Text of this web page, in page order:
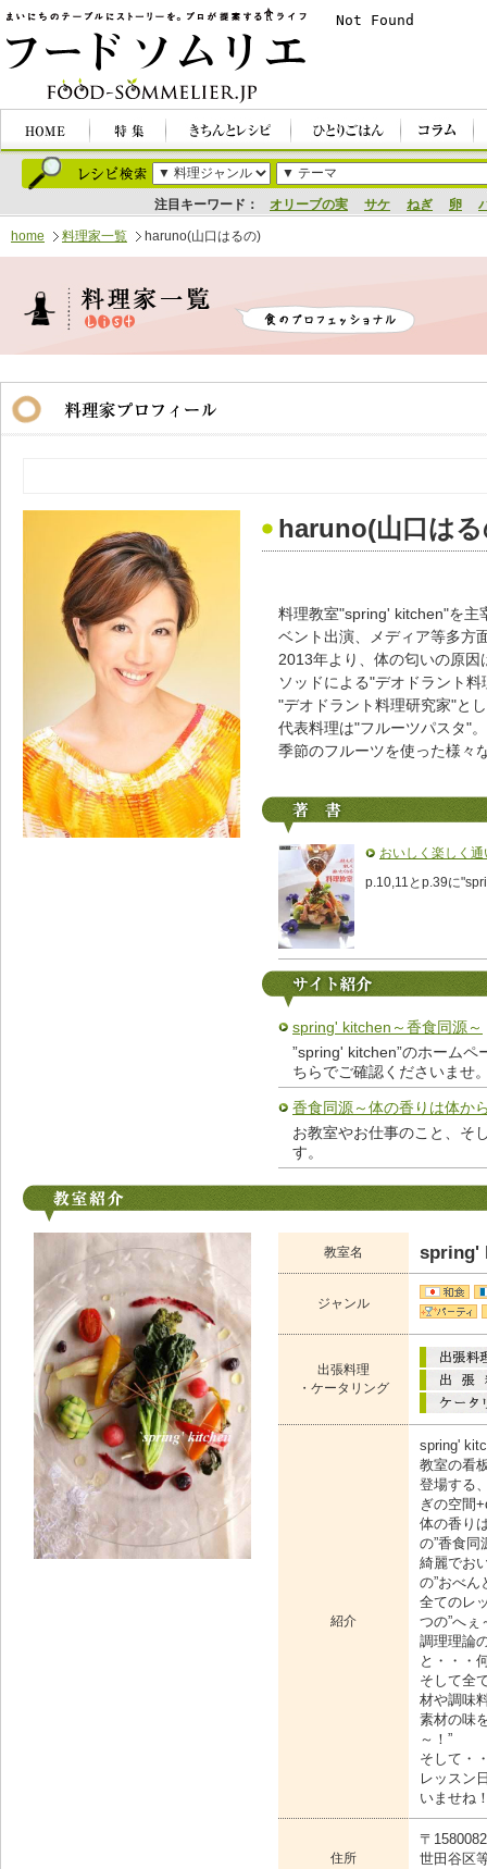
注目キーワード： オリーブの実 サケ ねぎ 卵
home 料理家一覧 haruno(山口はるの)
haruno(山口は
料理教室"spring' kitchen"を主
ベント出演、メディア等多方
2013年より、体の匂いの原
ソッドによる"デオドラント
"デオドラント料理研究家"と
代表料理は"フルーツパスタ"。
季節のフルーツを使った様々
おいしく楽しく
p.10,11とp.39に
spring' kitchen～香食同源～
”spring' kitchen”のホーム
ちらでご確認くださいませ
香食同源～体の香りは体か
お教室やお仕事のこと、そ
す。
教室名 spring'
ジャンル
出張料理
・ケータリング
紹介
spring'
教室の看
登場する
ぎの空間
体の香り
の”香食同
綺麗でお
の”おべん
全てのレ
つの”へぇ
調理理論
と・・・
そして全
材や調味
素材の味
～！”
そして・
レッスン
いませね
住所
〒1580082
世田谷区